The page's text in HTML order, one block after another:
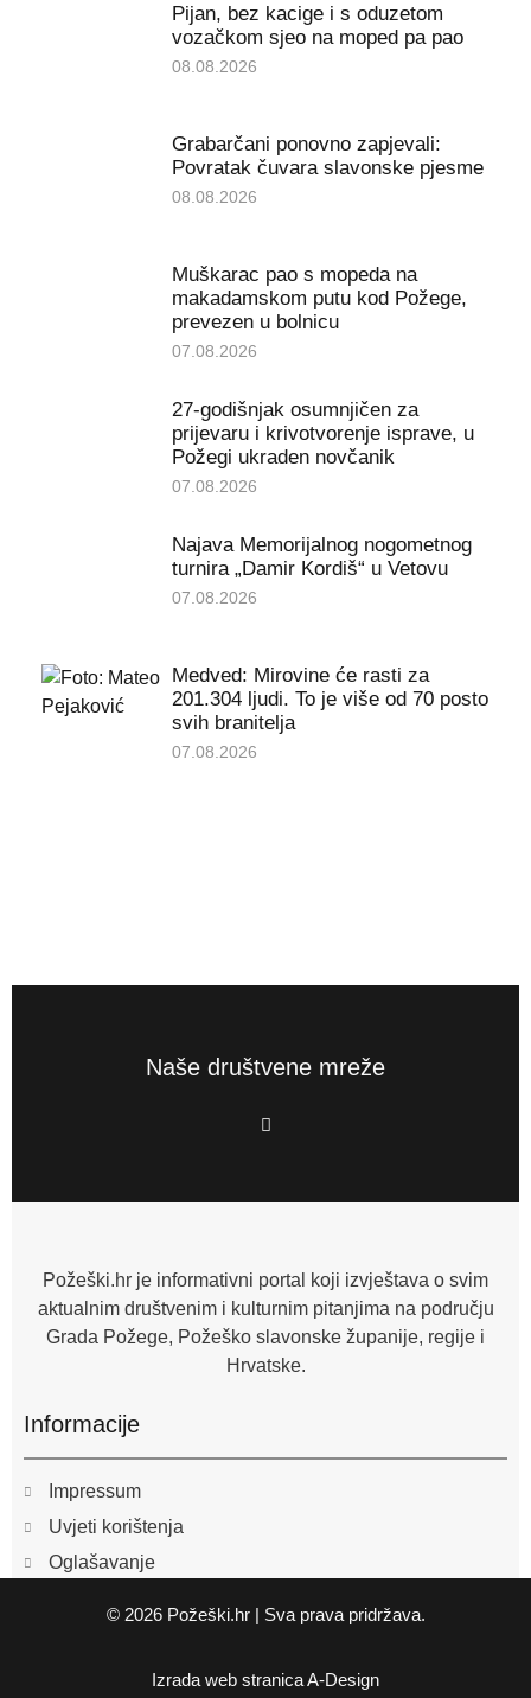
Pijan, bez kacige i s oduzetom
vozačkom sjeo na moped pa pao
08.08.2026
Grabarčani ponovno zapjevali:
Povratak čuvara slavonske pjesme
08.08.2026
Muškarac pao s mopeda na
makadamskom putu kod Požege,
prevezen u bolnicu
07.08.2026
27-godišnjak osumnjičen za
prijevaru i krivotvorenje isprave, u
Požegi ukraden novčanik
07.08.2026
Najava Memorijalnog nogometnog
turnira „Damir Kordiš“ u Vetovu
07.08.2026
Medved: Mirovine će rasti za
201.304 ljudi. To je više od 70 posto
svih branitelja
07.08.2026
Naše društvene mreže
F
a
o
f
Požeški.hr je informativni portal koji izvještava o svim
aktualnim društvenim i kulturnim pitanjima na području
Grada Požege, Požeško slavonske županije, regije i
Hrvatske.
Informacije
Impressum
Uvjeti korištenja
Oglašavanje
© 2026 Požeški.hr | Sva prava pridržava.
Izrada web stranicaA-Design